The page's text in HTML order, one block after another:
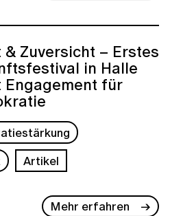
Zuversicht – Erstes
in Halle
für
Artikel
Mehr erfahren